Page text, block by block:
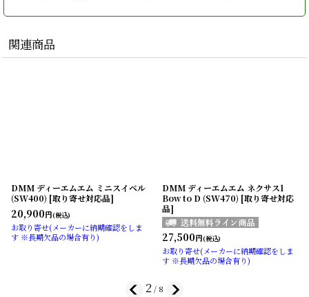
関連商品
DMM ディーエムエム ミニスイベル
(SW400) [取り寄せ対応品]
20,900円(税込)
お取り寄せ(メーカーに納期確認をしま
す ※長期欠品の場合有り)
DMM ディーエムエム ネクサス1
Bow to D (SW470) [取り寄せ対応
品]
27,500円(税込)
お取り寄せ(メーカーに納期確認をしま
す ※長期欠品の場合有り)
2 / 8